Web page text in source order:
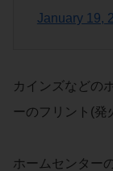
January 19,
カインズなどの
ーのフリント(発
ホームセンター